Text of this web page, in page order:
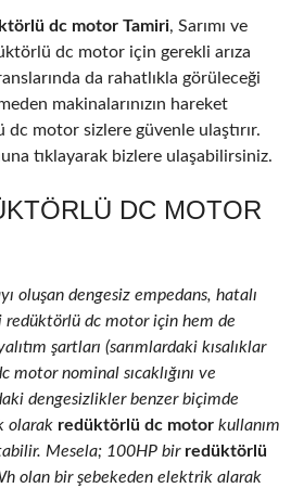
dc motor Tamiri, Sarımı ve
dc motor için gerekli arıza
da rahatlıkla görüleceği
makinalarınızın hareket
motor sizlere güvenle ulaştırır.
tıklayarak bizlere ulaşabilirsiniz.
DC MOTOR
oluşan dengesiz empedans, hatalı
redüktörlü dc motor için hem de
şartları (sarımlardaki kısalıklar
motor nominal sıcaklığını ve
dengesizlikler benzer biçimde
olarak redüktörlü dc motor kullanım
Mesela; 100HP birredüktörlü
olan bir şebekeden elektrik alarak